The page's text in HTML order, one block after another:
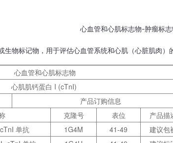
心血管和心肌标志物-肿瘤标
生物标记物，用于评估心血管系统和心肌（心脏肌肉
心血管和心肌标志物
心肌肌钙蛋白 I (cTnI)
产品订购信息
克隆号 表位
产品描
单抗 1G4M 41-49
建议包